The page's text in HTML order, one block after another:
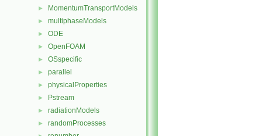
► MomentumTransportModels
► multiphaseModels
► ODE
► OpenFOAM
► OSspecific
► parallel
► physicalProperties
► Pstream
► radiationModels
► randomProcesses